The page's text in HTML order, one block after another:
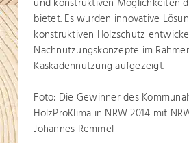
und konstruktiven Möglichkeiten
bietet. Es wurden innovative
konstruktiven Holzschutz
Nachnutzungskonzepte im
Kaskadennutzung aufgezeigt.
Foto: Die Gewinner des
HolzProKlima in NRW 2014 mit
Johannes Remmel